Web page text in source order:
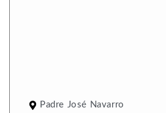
Padre José Navarro